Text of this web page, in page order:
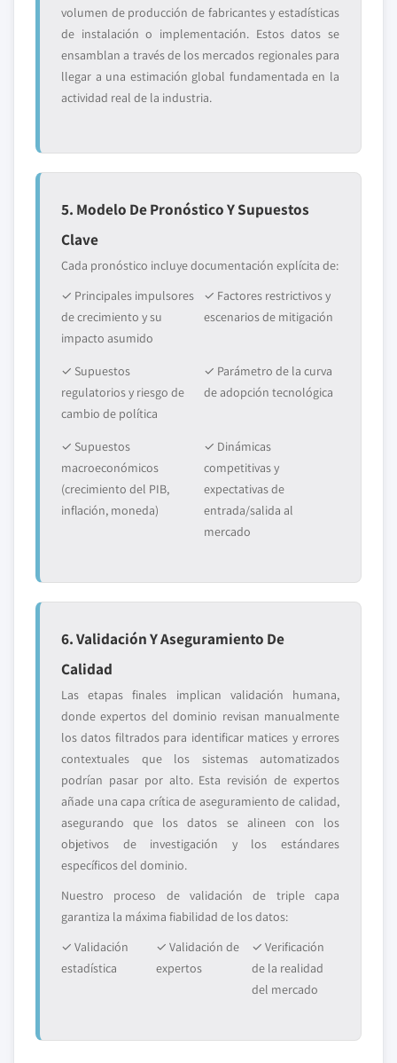
volumen de producción de fabricantes y estadísticas
de instalación o implementación. Estos datos se
ensamblan a través de los mercados regionales para
llegar a una estimación global fundamentada en la
actividad real de la industria.
5. Modelo De Pronóstico Y Supuestos
Clave
Cada pronóstico incluye documentación explícita de:
✓ Principales impulsores
de crecimiento y su
impacto asumido
✓ Factores restrictivos y
escenarios de mitigación
✓ Supuestos
regulatorios y riesgo de
cambio de política
✓ Parámetro de la curva
de adopción tecnológica
✓ Supuestos
macroeconómicos
(crecimiento del PIB,
inflación, moneda)
✓ Dinámicas
competitivas y
expectativas de
entrada/salida al
mercado
6. Validación Y Aseguramiento De
Calidad
Las etapas finales implican validación humana,
donde expertos del dominio revisan manualmente
los datos filtrados para identificar matices y errores
contextuales que los sistemas automatizados
podrían pasar por alto. Esta revisión de expertos
añade una capa crítica de aseguramiento de calidad,
asegurando que los datos se alineen con los
objetivos de investigación y los estándares
específicos del dominio.
Nuestro proceso de validación de triple capa
garantiza la máxima fiabilidad de los datos:
✓ Validación
estadística
✓ Validación de
expertos
✓ Verificación
de la realidad
del mercado